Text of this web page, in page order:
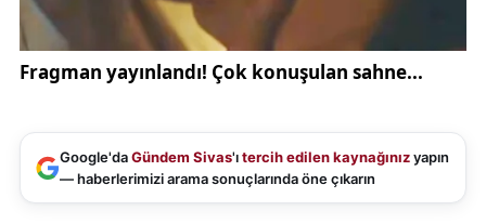
Emniyet Müdürlüğü 250 polis ve 120 özel güvenlik
personeli ile görev yapacak. Taraftarların girişte üst
aramasından geçeceği uyarısı yapıldı.
tam. Tüm hemşehrilerimi Türkiye Avusturya hentbol
maçıiçin salona bekliyorum” diyerek sözlerini
noktaladı.
Google'daGündem Sivas'ıtercih edilen kaynağınızyapın
— haberlerimizi arama sonuçlarında öne çıkarın